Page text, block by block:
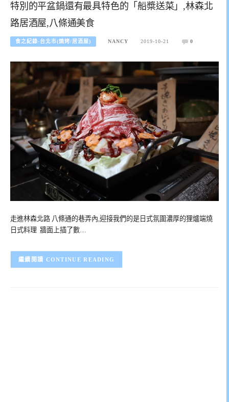
特別的平盆鍋還有最具特色的「船槳送菜」,林森北
路居酒屋,八條通美食
食之紀錄-台北市(燒烤/居酒屋) NANCY 2019-10-21 0
走進林森北路 八條通的巷弄內,迎接我們的是日式氛圍濃厚的狸爐端燒
日式料理 牆面上插了數…
CONTINUE READING